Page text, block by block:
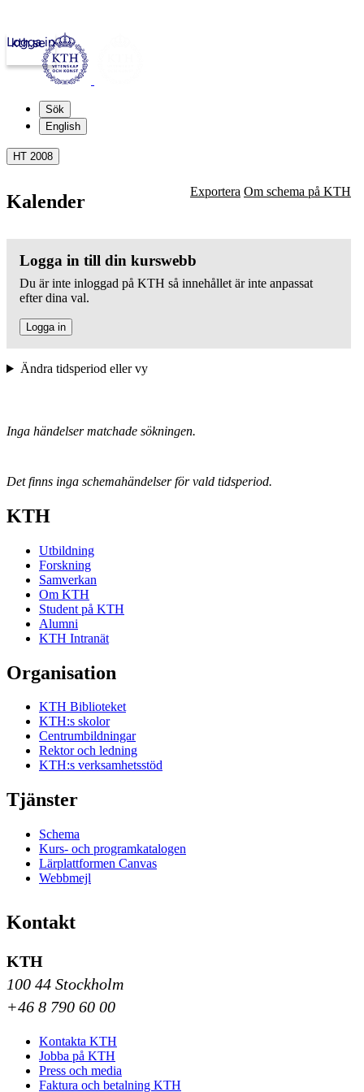
kth.se
Logga in
Sök
English
HT 2008
Kalender Exportera Om schema på KTH
Logga in till din kurswebb
Du är inte inloggad på KTH så innehållet är inte anpassat
efter dina val.
Logga in
Ändra tidsperiod eller vy
Inga händelser matchade sökningen.
Det finns inga schemahändelser för vald tidsperiod.
KTH
Utbildning
Forskning
Samverkan
Om KTH
Student på KTH
Alumni
KTH Intranät
Organisation
KTH Biblioteket
KTH:s skolor
Centrumbildningar
Rektor och ledning
KTH:s verksamhetsstöd
Tjänster
Schema
Kurs- och programkatalogen
Lärplattformen Canvas
Webbmejl
Kontakt
KTH
100 44 Stockholm
+46 8 790 60 00
Kontakta KTH
Jobba på KTH
Press och media
Faktura och betalning KTH